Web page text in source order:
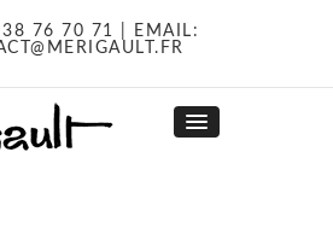
76 70 71
| EMAIL: